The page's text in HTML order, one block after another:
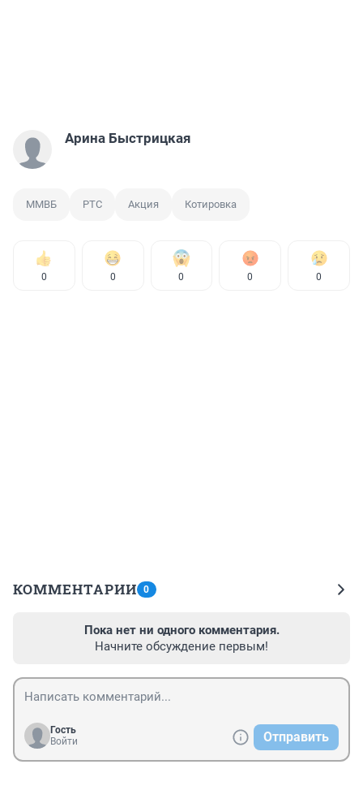
Арина Быстрицкая
ММВБ РТС Акция Котировка
0 0 0 0 0
КОММЕНТАРИИ 0
Пока нет ни одного комментария.
Начните обсуждение первым!
Гость
Войти
Отправить